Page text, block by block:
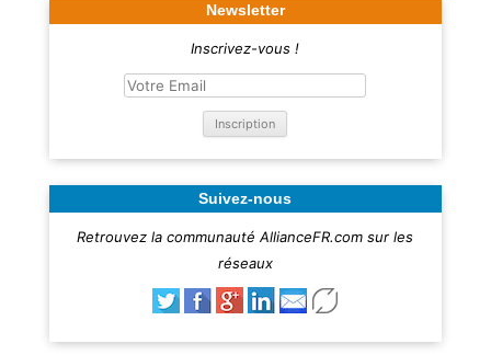
Newsletter
Inscrivez-vous !
Suivez-nous
Retrouvez la communauté AllianceFR.com sur les
réseaux